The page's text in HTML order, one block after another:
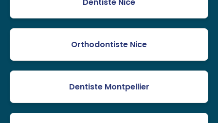
Dentiste Nice
Orthodontiste Nice
Dentiste Montpellier